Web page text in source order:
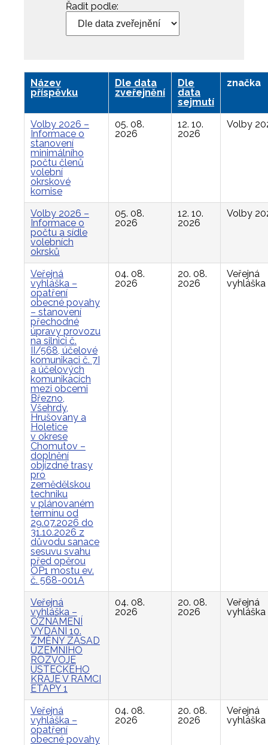
Řadit podle:
Název
příspěvku
Dle data
zveřejnění
Dle
data
sejmutí
značka
Volby 2026 –
Informace o
stanovení
minimálního
počtu členů
volební
okrskové
komise
05. 08.
2026
12. 10.
2026
Volby
Volby 2026 –
Informace o
počtu a sídle
volebních
okrsků
05. 08.
2026
12. 10.
2026
Volby
Veřejná
vyhláška –
opatření
obecné povahy
– stanovení
přechodné
úpravy provozu
na silnici č.
II/568, účelové
komunikaci č. 7I
a účelových
komunikacích
mezi obcemi
Březno,
Všehrdy,
Hrušovany a
Holetice
v okrese
Chomutov –
doplnění
objízdné trasy
pro
zemědělskou
techniku
v plánovaném
termínu od
29.07.2026 do
31.10.2026 z
důvodu sanace
sesuvu svahu
před opěrou
OP1 mostu ev.
č. 568-001A
04. 08.
2026
20. 08.
2026
Veřejná
vyhláška
Veřejná
vyhláška –
OZNÁMENÍ
VYDÁNÍ 10.
ZMĚNY ZÁSAD
ÚZEMNÍHO
ROZVOJE
ÚSTECKÉHO
KRAJE V RÁMCI
ETAPY 1
04. 08.
2026
20. 08.
2026
Veřejná
vyhláška
Veřejná
vyhláška –
opatření
obecné povahy
04. 08.
2026
20. 08.
2026
Veřejná
vyhláška